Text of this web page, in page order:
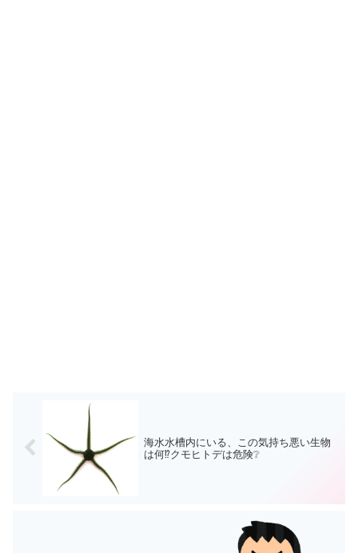
海水水槽内にいる、この気持ち悪い生物
は何⁉️クモヒトデは危険❔